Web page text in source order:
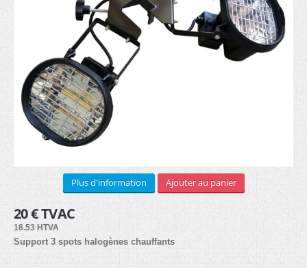
Murale (8)
Sur pieds (8)
Cadre textile (7)
Cubique (7)
Drapeaux
Beachflag (30)
Bases (8)
Plus d'information Ajouter au panier
20 € TVAC
16.53 HTVA
Support 3 spots halogènes chauffants